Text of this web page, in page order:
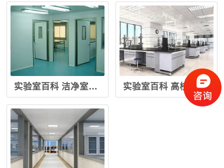
实验室百科 洁净室暖通空调设计总结 实验室百科 高校药学院实验室安全管理难点与痛点